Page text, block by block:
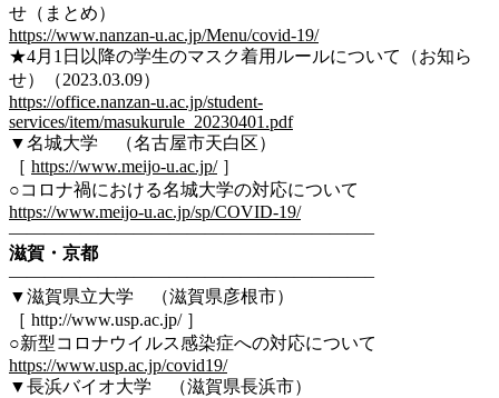
せ（まとめ）
https://www.nanzan-u.ac.jp/Menu/covid-19/
★4月1日以降の学生のマスク着用ルールについて（お知ら
せ）（2023.03.09）
https://office.nanzan-u.ac.jp/student-
services/item/masukurule_20230401.pdf
▼名城大学 （名古屋市天白区）
［ https://www.meijo-u.ac.jp/］
○コロナ禍における名城大学の対応について
https://www.meijo-u.ac.jp/sp/COVID-19/
————————————————————–
滋賀・京都
————————————————————–
▼滋賀県立大学 （滋賀県彦根市）
［ http://www.usp.ac.jp/ ］
○新型コロナウイルス感染症への対応について
https://www.usp.ac.jp/covid19/
▼長浜バイオ大学 （滋賀県長浜市）